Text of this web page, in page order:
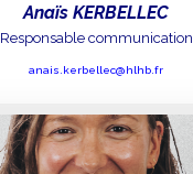
Anaïs KERBELLEC
Responsable communication
anais.kerbellec@hlhb.fr